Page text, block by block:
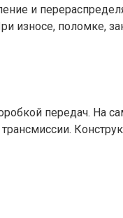
и
износе, поломке,
передач. На